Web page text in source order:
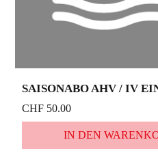
SAISONABO AHV / IV
CHF 50.00